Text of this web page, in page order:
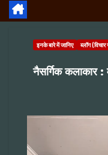
इनके बारे में जानिए ब्लॉग
नैसर्गिक कलाकार :